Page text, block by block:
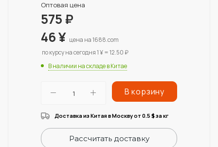
Оптовая цена
575₽
46¥ цена на 1688.com
по курсу на сегодня 1 ¥ = 12.50 ₽
В наличии на складе в Китае
В корзину
Доставка из Китая в Москву от 0.5 $за кг
Рассчитать доставку